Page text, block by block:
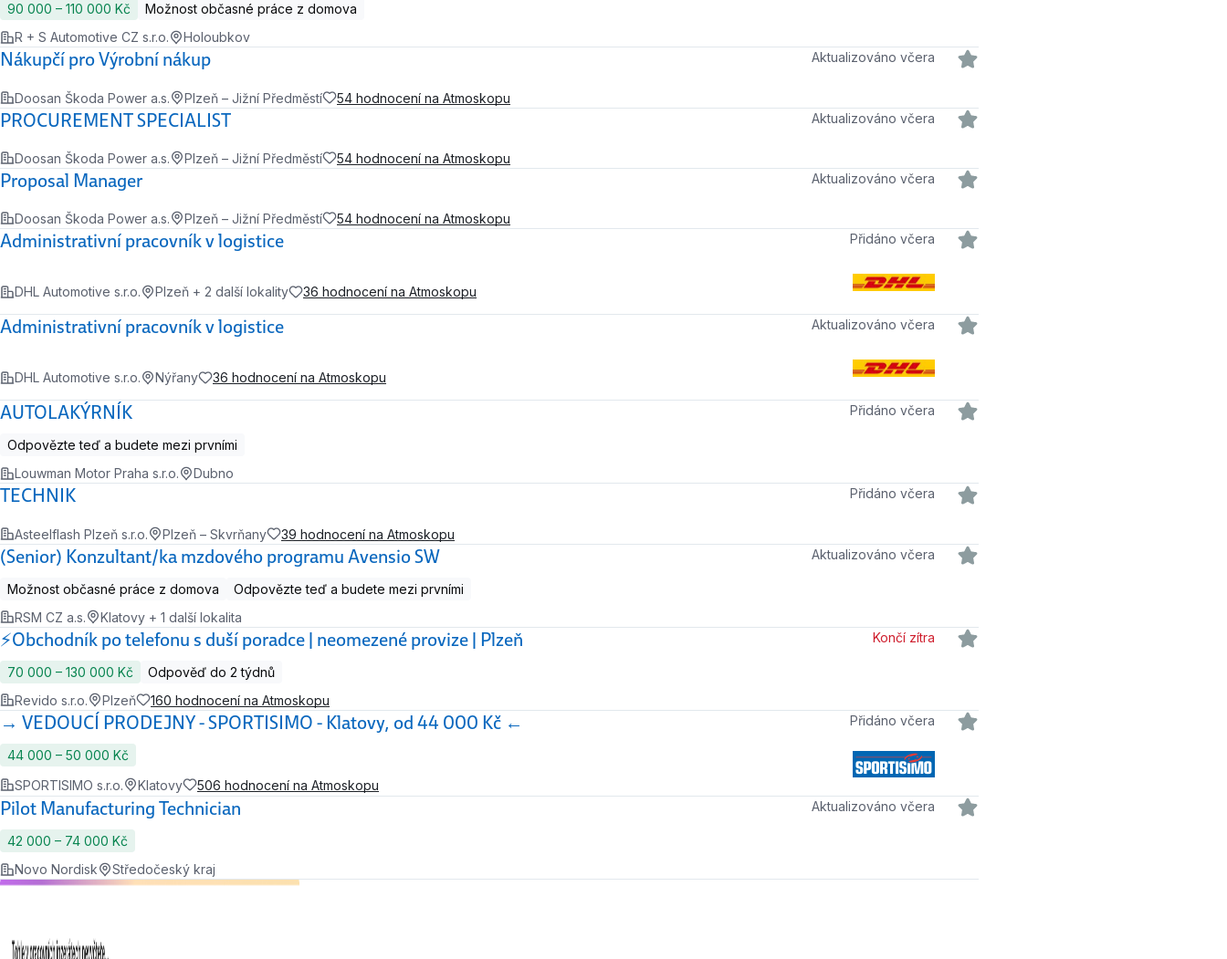
90 000 ‍–‍ 110 000 Kč
Možnost občasné práce z domova
R + S Automotive CZ s.r.o.
Holoubkov
Nákupčí pro Výrobní nákup Aktualizováno včera
Doosan Škoda Power a.s. Plzeň – Jižní Předměstí 54 hodnocení na Atmoskopu
PROCUREMENT SPECIALIST Aktualizováno včera
Doosan Škoda Power a.s. Plzeň – Jižní Předměstí 54 hodnocení na Atmoskopu
Proposal Manager Aktualizováno včera
Doosan Škoda Power a.s. Plzeň – Jižní Předměstí 54 hodnocení na Atmoskopu
Administrativní pracovník v logistice Přidáno včera
DHL Automotive s.r.o. Plzeň + 2 další lokality 36 hodnocení na Atmoskopu
Administrativní pracovník v logistice Aktualizováno včera
DHL Automotive s.r.o. Nýřany 36 hodnocení na Atmoskopu
AUTOLAKÝRNÍK Přidáno včera
Odpovězte teď a budete mezi prvními
Louwman Motor Praha s.r.o.
Dubno
TECHNIK Přidáno včera
Asteelflash Plzeň s.r.o. Plzeň – Skvrňany 39 hodnocení na Atmoskopu
(Senior) Konzultant/ka mzdového programu Avensio SW Aktualizováno včera
Možnost občasné práce z domova
Odpovězte teď a budete mezi prvními
RSM CZ a.s.
Klatovy + 1 další lokalita
⚡️Obchodník po telefonu s duší poradce | neomezené provize | Plzeň Končí zítra
70 000 ‍–‍ 130 000 Kč
Odpověď do 2 týdnů
Revido s.r.o.
Plzeň 160 hodnocení na Atmoskopu
→ VEDOUCÍ PRODEJNY - SPORTISIMO - Klatovy, od 44 000 Kč ← Přidáno včera
44 000 ‍–‍ 50 000 Kč
SPORTISIMO s.r.o.
Klatovy 506 hodnocení na Atmoskopu
Pilot Manufacturing Technician Aktualizováno včera
42 000 ‍–‍ 74 000 Kč
Novo Nordisk
Středočeský kraj